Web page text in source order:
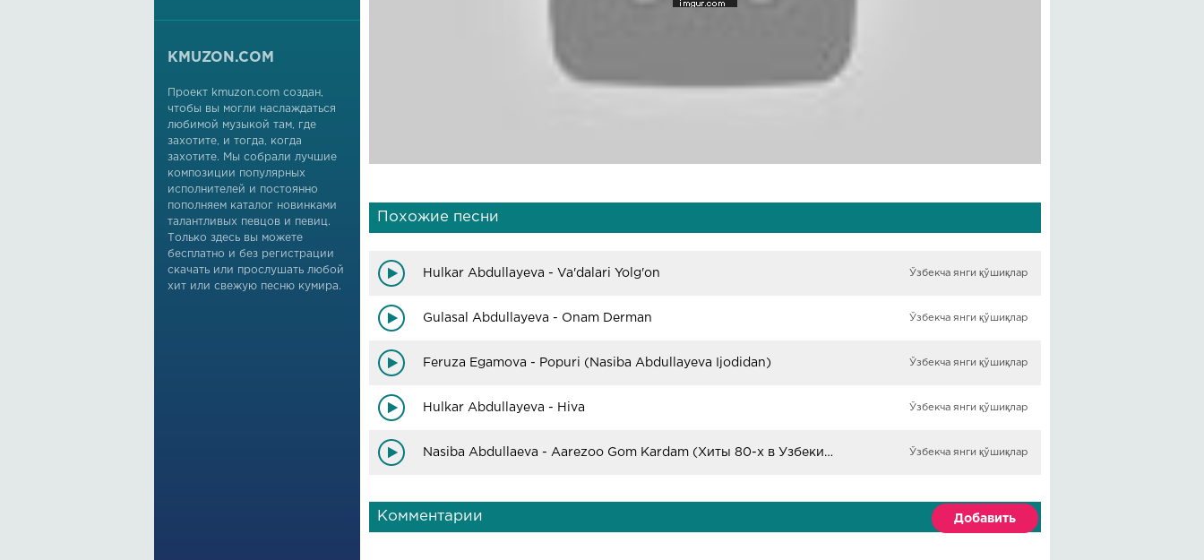
Похожие песни
Hulkar Abdullayeva - Va'dalari Yolg'on Ўзбекча янги қўшиқлар
Gulasal Abdullayeva - Onam Derman Ўзбекча янги қўшиқлар
Feruza Egamova - Popuri (Nasiba Abdullayeva Ijodidan) Ўзбекча янги қўшиқлар
Hulkar Abdullayeva - Hiva Ўзбекча янги қўшиқлар
Nasiba Abdullaeva - Aarezoo Gom Kardam (Хиты 80-х в Узбекистане) Ўзбекча янги қўшиқлар
Комментарии Добавить
KMUZON.COM
Проект kmuzon.com создан,
чтобы вы могли наслаждаться
любимой музыкой там, где
захотите, и тогда, когда
захотите. Мы собрали лучшие
композиции популярных
исполнителей и постоянно
пополняем каталог новинками
талантливых певцов и певиц.
Только здесь вы можете
бесплатно и без регистрации
скачать или прослушать любой
хит или свежую песню кумира.